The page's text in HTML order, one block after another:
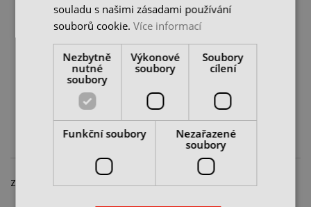
Výukové CNC
soustružnické centrum
EMCO Concept Turn 260
skladem u dodavatele
cena na dotaz
Výukové CNC
soustružnické centrum
EMCO Concept Turn 460
cena na dotaz
Zobrazeno 1 – 4 z 4 položek
souladu s našimi zásadami používání
souborů cookie.Více informací
Nezbytně
nutné
soubory
Výkonové
soubory
Soubory
cílení
Funkční soubory
Nezařazené
soubory